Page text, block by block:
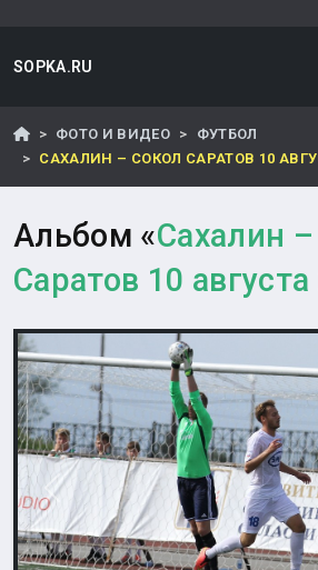
SOPKA.RU
ФОТО И ВИДЕО
ФУТБОЛ
САХАЛИН – СОКОЛ САРАТОВ 10
Альбом «Сахалин
Саратов 10
Назад